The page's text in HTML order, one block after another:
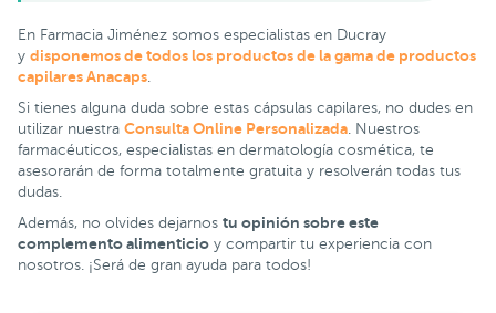
En Farmacia Jiménez somos especialistas en Ducray
y disponemos de todos los productos de la gama de productos
capilares Anacaps
Si tienes alguna duda sobre estas cápsulas capilares, no dudes en
utilizar nuestra Consulta Online Personalizada . Nuestros
farmacéuticos, especialistas en dermatología cosmética, te
asesorarán de forma totalmente gratuita y resolverán todas tus
dudas.
Además, no olvides dejarnos tu opinión sobre este
complemento alimenticio y compartir tu experiencia con
nosotros. ¡Será de gran ayuda para todos!